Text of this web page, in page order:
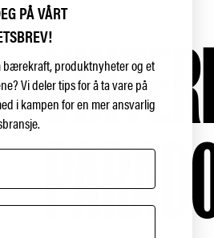
PÅ VÅRT
produktnyheter og et
Vi deler tips for å ta vare på
i kampen for en mer ansvarlig